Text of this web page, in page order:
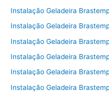
Instalação Geladeira
Instalação Geladeira
Instalação Geladeira
Instalação Geladeira
Instalação Geladeira
Instalação Geladeira